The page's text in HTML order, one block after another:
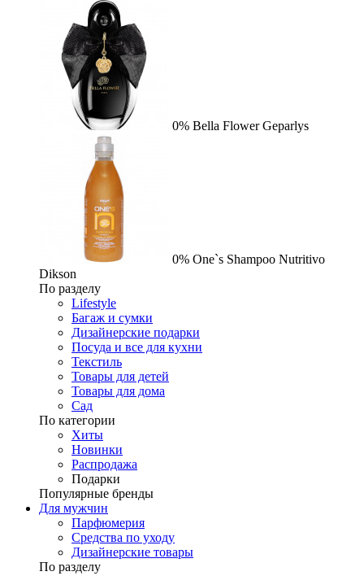
0% Bella Flower Geparlys
0% One`s Shampoo Nutritivo
Dikson
По разделу
Lifestyle
Багаж и сумки
Дизайнерские подарки
Посуда и все для кухни
Текстиль
Товары для детей
Товары для дома
Сад
По категории
Хиты
Новинки
Распродажа
Подарки
Популярные бренды
Для мужчин
Парфюмерия
Средства по уходу
Дизайнерские товары
По разделу